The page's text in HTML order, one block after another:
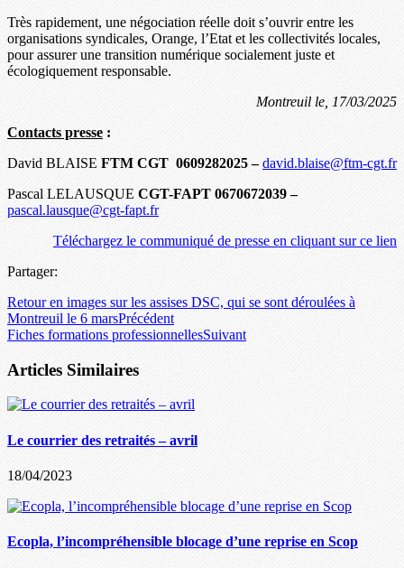
Très rapidement, une négociation réelle doit s’ouvrir entre les
organisations syndicales, Orange, l’Etat et les collectivités locales,
pour assurer une transition numérique socialement juste et
écologiquement responsable.
Montreuil le, 17/03/2025
Contacts presse :
David BLAISE FTM CGT 0609282025 –david.blaise@ftm-cgt.fr
Pascal LELAUSQUE CGT-FAPT 0670672039 –
pascal.lausque@cgt-fapt.fr
Téléchargez le communiqué de presse en cliquant sur ce lien
Partager:
Retour en images sur les assises DSC, qui se sont déroulées à
Montreuil le 6 marsPrécédent
Fiches formations professionnellesSuivant
Articles Similaires
Le courrier des retraités – avril
18/04/2023
Ecopla, l’incompréhensible blocage d’une reprise en Scop